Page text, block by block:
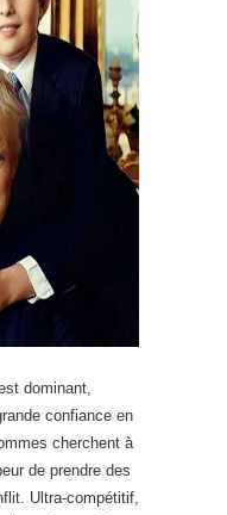
dominant,
confiance en
cherchent à
de prendre des
Ultra-compétitif,